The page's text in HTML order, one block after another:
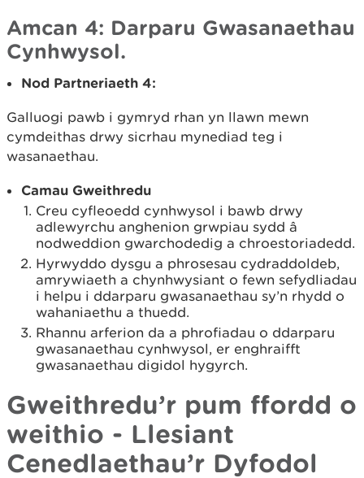
Amcan 4: Darparu Gwasanaethau
Cynhwysol.
Nod Partneriaeth 4:
Galluogi pawb i gymryd rhan yn llawn mewn
cymdeithas drwy sicrhau mynediad teg i
wasanaethau.
Camau Gweithredu
Creu cyfleoedd cynhwysol i bawb drwy
adlewyrchu anghenion grwpiau sydd â
nodweddion gwarchodedig a chroestoriadedd.
Hyrwyddo dysgu a phrosesau cydraddoldeb,
amrywiaeth a chynhwysiant o fewn sefydliadau
i helpu i ddarparu gwasanaethau sy’n rhydd o
wahaniaethu a thuedd.
Rhannu arferion da a phrofiadau o ddarparu
gwasanaethau cynhwysol, er enghraifft
gwasanaethau digidol hygyrch.
Gweithredu’r pum ffordd o
weithio - Llesiant
Cenedlaethau’r Dyfodol